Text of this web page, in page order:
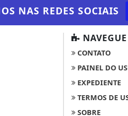
NAS REDES SOCIAIS
NAVEGUE
CONTATO
PAINEL DO
EXPEDIENTE
TERMOS DE
SOBRE